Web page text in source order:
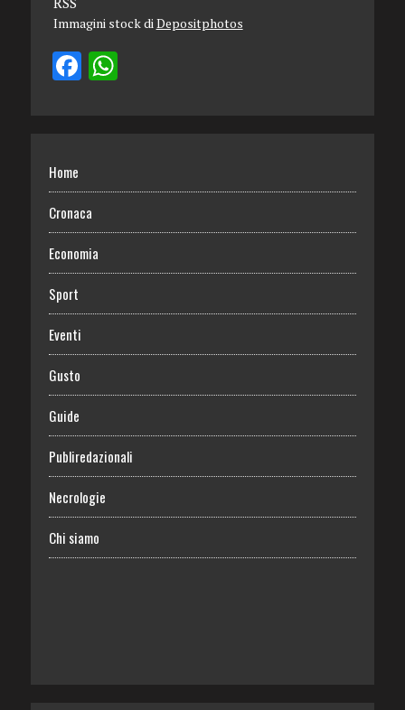
Immagini stock di Depositphotos
Home
Cronaca
Economia
Sport
Eventi
Gusto
Guide
Publiredazionali
Necrologie
Chi siamo